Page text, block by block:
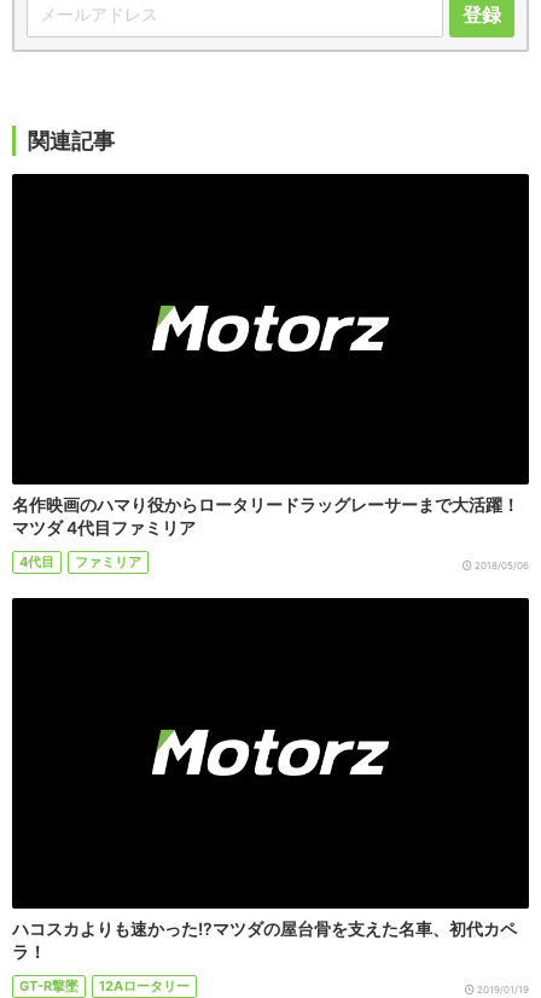
登録
関連記事
名作映画のハマり役からロータリードラッグレーサーまで大活躍！
マツダ 4代目ファミリア
4代目 ファミリア 2018/05/06
ハコスカよりも速かった!?マツダの屋台骨を支えた名車、初代カペ
ラ！
GT-R撃墜 12Aロータリー 2019/01/19